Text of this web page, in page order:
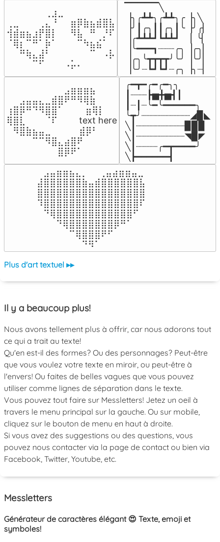
⠀⠀⠀⠀⠀⠀⢀⣰⣀⠀⠀⠀⠀⠀⠀⠀⠀
⢀⣀⠀⠀⠀⢀⣄⠘⠀⠀⣶⡿⣷⣦⣾⣿⣧
⢺⣾⣶⣦⣰⡟⣿⡇⠀⠀⠻⣧⠀⠛⠀⡘⠏
⠈⢿⡆⠉⠛⠁⡷⠁⠀⠀⠀⠉⠳⣦⣮⠁⠀
⠀⠀⠛⢷⣄⣼⠃⠀⠀⠀⠀⠀⠀⠉⠀⠠⡧
⠀⠀⠀⠀⠉⠋⠀⠀⠀⠠⡥⠄⠀⠀⠀⠀⠀
▔▔▔▔▔╲
▕╮╭┻┻╮╭┻┻╮╭▕╮╲
▕╯┃╭╮┃┃╭╮┃╰▕╯╭▏
▕╭┻┻┻┛┗┻┻┛  ▕  ╰▏
▕╰━━━┓┈┈┈╭╮▕╭╮▏
▕╭╮╰┳┳┳┳╯╰╯▕╰╯▏
▕╰╯┈┗┛┗┛┈╭╮▕╮┈▏
⠀⠀⠀⠀⠀⠀⠀⠀⠀⣠⣶⣶⣶⣦⠀⠀
⠀⠀⣠⣤⣤⣄⣀⣾⣿⠟⠛⠻⢿⣷⠀
⢰⣿⡿⠛⠙⠻⣿⣿⠁⠀⠀ ⠀⣶⢿⡇
⢿⣿⣇⠀⠀⠀⠈⠏⠀⠀⠀ text here
⠀⠻⣿⣷⣦⣤⣀⠀⠀⠀ ⠀⣾⡿⠃⠀
⠀⠀⠀⠀⠉⠉⠻⣿⣄⣴⣿⠟⠀⠀⠀
⠀⠀⠀⠀⠀⠀⠀⠀⣿⡿⠟⠁⠀⠀⠀
╭━┳━╭━╭━╮╮
┃┈┈┈┣▅╋▅┫┃
┃┈┃┈╰━╰━━━━━━╮
╰┳╯┈┈┈┈┈┈┈┈┈◢▉◣
╲┃┈┈┈┈┈┈┈┈┈▉▉▉
╲┃┈┈┈┈┈┈┈┈┈◥▉◤
╲┃┈┈┈┈╭━┳━━━━╯
╲┣━━━━━━┫﻿
⠀⣠⣤⣶⣶⣦⣄⡀  ⠀⢀⣤⣴⣶⣶⣤⣀⠀
⣼⣿⣿⣿⣿⣿⣿⣷⣤⣾⣿⣿⣿⣿⣿⣿⣧
⣿⣿⣿⣿⣿⣿⣿⣿⣿⣿⣿⣿⣿⣿⣿⣿⣿
⠹⣿⣿⣿⣿⣿⣿⣿⣿⣿⣿⣿⣿⣿⣿⣿⠏
⠀⠙⢿⣿⣿⣿⣿⣿⣿⣿⣿⣿⣿⣿⣿⠋⠀
⠀⠀⠀⠙⢿⣿⣿⣿⣿⣿⣿⣿⡿⠛⠁⠀⠀
⠀⠀⠀⠀⠀⠉⢿⣿⣿⣿⠟⠋⠀⠀⠀⠀⠀
⠀⠀⠀⠀⠀⠀⠀⠙⠻⠁⠀⠀⠀⠀⠀⠀⠀⠀⠀⠀⠀⠀⠀
Plus d'art textuel ▸▸
Il y a beaucoup plus!
Nous avons tellement plus à offrir, car nous adorons tout
ce qui a trait au texte!
Qu'en est-il des formes? Ou des personnages? Peut-être
que vous voulez votre texte en miroir, ou peut-être à
l'envers! Ou faites de belles vagues que vous pouvez
utiliser comme lignes de séparation dans le texte.
Vous pouvez tout faire sur Messletters! Jetez un oeil à
travers le menu principal sur la gauche. Ou sur mobile,
cliquez sur le bouton de menu en haut à droite.
Si vous avez des suggestions ou des questions, vous
pouvez nous contacter via la page de contact ou bien via
Facebook, Twitter, Youtube, etc.
Messletters
Générateur de caractères élégant 😍 Texte, emoji et
symboles!